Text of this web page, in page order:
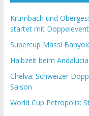
Krumbach und
startet mit Doppelevent
Supercup Massi
Halbzeit beim
Chelva: Schweizer
Saison
World Cup Petropolis: